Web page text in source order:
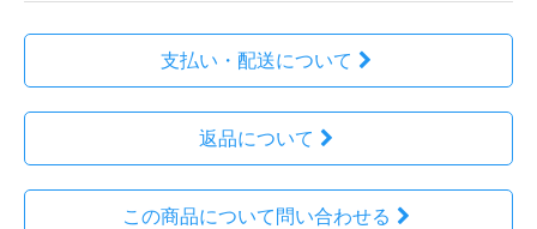
支払い・配送について
返品について
この商品について問い合わせる